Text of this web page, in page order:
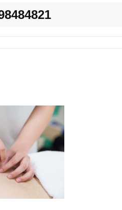
域 変更する